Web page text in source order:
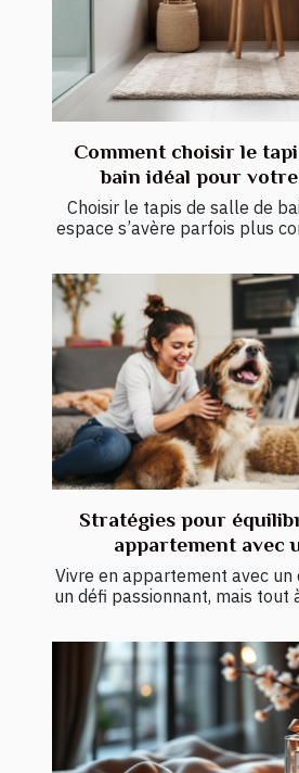
Comment choisir le
bain idéal pour votre
Choisir le tapis de salle de
espace s’avère parfois plus
Stratégies pour
appartement avec
Vivre en appartement avec un
un défi passionnant, mais tout